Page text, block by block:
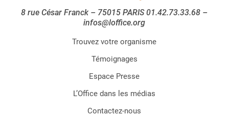
8 rue César Franck – 75015 PARIS 01.42.73.33.68 –
infos@loffice.org
Trouvez votre organisme
Témoignages
Espace Presse
L’Office dans les médias
Contactez-nous